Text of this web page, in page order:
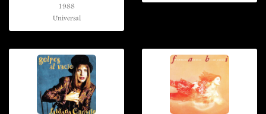
1988
Universal